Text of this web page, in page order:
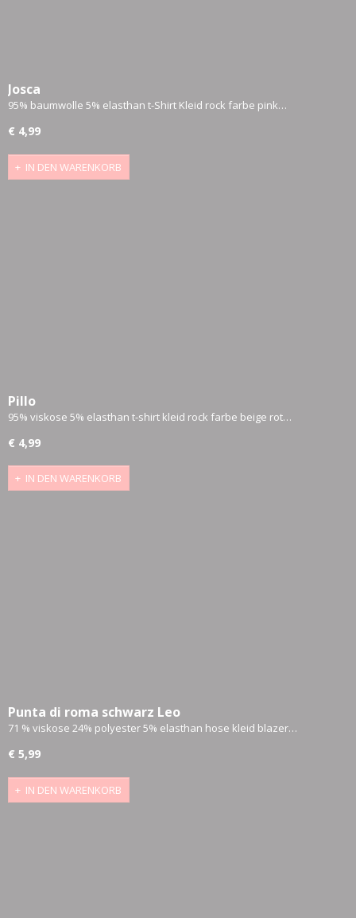
Josca
95% baumwolle 5% elasthan t-Shirt Kleid rock farbe pink…
€ 4,99
IN DEN WARENKORB
Pillo
95% viskose 5% elasthan t-shirt kleid rock farbe beige rot…
€ 4,99
IN DEN WARENKORB
Punta di roma schwarz Leo
71 % viskose 24% polyester 5% elasthan hose kleid blazer…
€ 5,99
IN DEN WARENKORB